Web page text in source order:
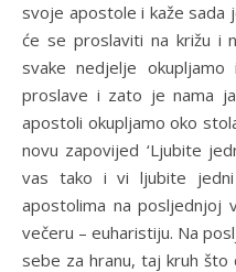
svoje apostole i kaže
će se proslaviti na križu i
svake nedjelje
proslave i zato je nama
apostoli okupljamo oko
novu zapovijed ‘Ljubite
vas tako i vi ljubite jedni
apostolima na posljednjoj
večeru – euharistiju. Na
sebe za hranu, taj kruh